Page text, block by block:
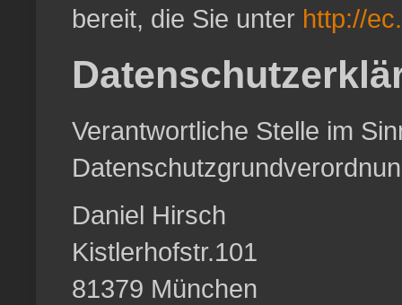
bereit, die Sie unter http://
Verantwortliche Stelle im
Daniel Hirsch
Kistlerhofstr.101
81379 München